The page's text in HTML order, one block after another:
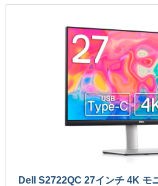
Dell S2722QC 27インチ 4K モ